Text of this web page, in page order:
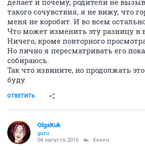
делает и почему, родители не
такого сочувствия, я не вижу, что
меня не коробит. И во всем
Что может изменить эту разницу в
Ничего, кроме повторного
Но лично я пересматривать его
собираюсь.
Так что извините, но продолжать
буду.
ОТВЕТИТЬ
OlgaKuk
guru
04 августа 2016 Хелен